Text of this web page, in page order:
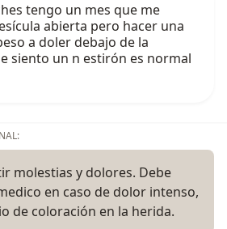
tengo un mes que me
abierta pero hacer una
a doler debajo de la
siento un n estirón es normal
molestias y dolores. Debe
en caso de dolor intenso,
de coloración en la herida.